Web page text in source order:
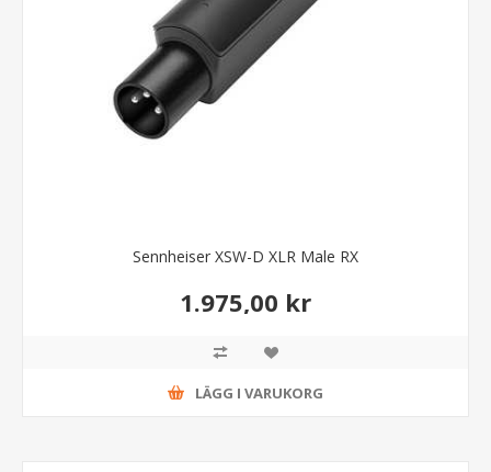
Sennheiser XSW-D XLR Male RX
1.975,00 kr
LÄGG I VARUKORG